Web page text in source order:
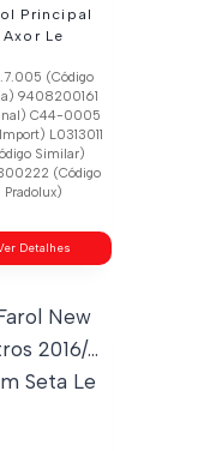
Principal
Axor Le
(Código
9408200161
C44-0005
L0313011
Similar)
(Código
Pradolux)
Detalhes